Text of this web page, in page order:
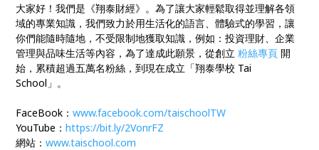
大家好！我們是《翔泰財經》。為了讓大家輕鬆取得並理解各領
域的專業知識，我們致力於用生活化的語言、體驗式的學習，讓
你們能隨時隨地，不受限制地獲取知識，例如：投資理財、企業
管理與品味生活等內容，為了達成此願景，從創立粉絲專頁 開
始，累積超過五萬名粉絲，到現在成立「翔泰學校 Tai
School」。
FaceBook：www.facebook.com/taischoolTW
YouTube：https://bit.ly/2VonrFZ
網站：www.taischool.com